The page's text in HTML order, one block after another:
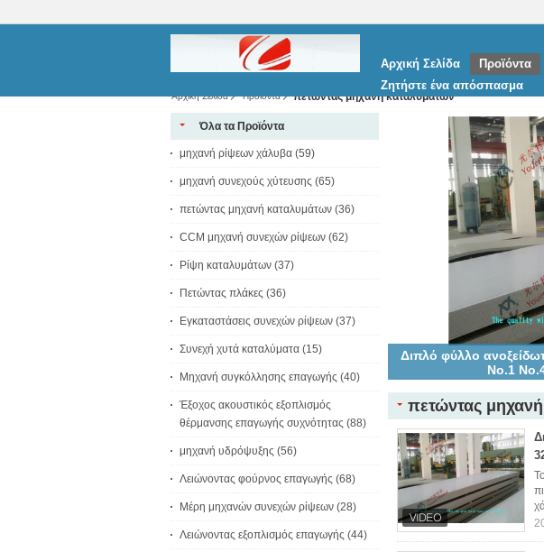
Αρχική Σελίδα Προϊόντα
Ζητήστε ένα απόσπασμα
Αρχική Σελίδα Προϊόντα πετώντας μηχανή καταλυμάτων
Όλα τα Προϊόντα
μηχανή ρίψεων χάλυβα (59)
μηχανή συνεχούς χύτευσης (65)
πετώντας μηχανή καταλυμάτων (36)
CCM μηχανή συνεχών ρίψεων (62)
Ρίψη καταλυμάτων (37)
Πετώντας πλάκες (36)
Εγκαταστάσεις συνεχών ρίψεων (37)
Συνεχή χυτά καταλύματα (15)
Μηχανή συγκόλλησης επαγωγής (40)
Έξοχος ακουστικός εξοπλισμός
θέρμανσης επαγωγής συχνότητας (88)
μηχανή υδρόψυξης (56)
Λειώνοντας φούρνος επαγωγής (68)
Μέρη μηχανών συνεχών ρίψεων (28)
Λειώνοντας εξοπλισμός επαγωγής (44)
Διπλό φύλλο
No.1
πετώντας